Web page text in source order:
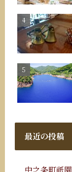
最近の投稿
中之条町祇